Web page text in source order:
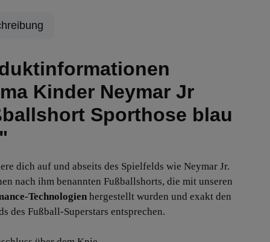
Kinder Neymar Jr
Sporthose blau
dich auf und abseits des Spielfelds wie Neymar Jr.
nach ihm benannten Fußballshorts, die mit unseren
Technologien hergestellt wurden und exakt den
des Fußball-Superstars entsprechen.